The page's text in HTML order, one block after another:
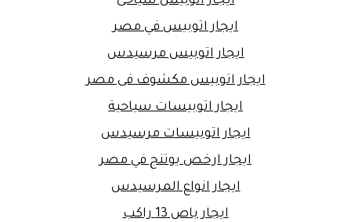
ايجار اتوبيس في مصر
ايجار اتوبيس مرسيدس
ايجار اتوبيس مكشوف فى مصر
ايجار اتوبيسات سياحية
ايجار اتوبيسات مرسيدس
ايجار ارخص يوتنج في مصر
ايجار انواع المرسيدس
ايجار باص 13 راكب